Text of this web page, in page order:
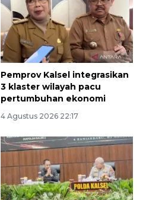
Pemprov Kalsel integrasikan
3 klaster wilayah pacu
pertumbuhan ekonomi
4 Agustus 2026 22:17